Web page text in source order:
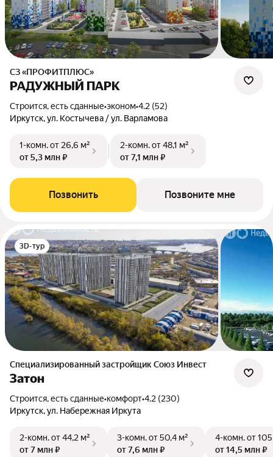
СЗ «ПРОФИТПЛЮС»
РАДУЖНЫЙ ПАРК
Строится, есть сданные•эконом•4.2 (52)
Иркутск, ул. Костычева / ул. Варламова
1-комн.от 26,6 м²
от 5,3 млн ₽
2-комн.от 48,1 м²
от 7,1 млн ₽
Позвонить Позвоните мне
3D-тур
Специализированный застройщик Союз Инвест
Затон
Строится, есть сданные•комфорт•4.2 (230)
Иркутск, ул. Набережная Иркута
2-комн.от 44,2 м²
от 7 млн ₽
3-комн.от 50,4 м²
от 7,6 млн ₽
4-комн.от
от 14,5 млн ₽